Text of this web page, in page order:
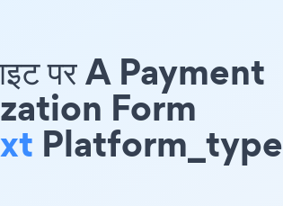
पर A Payment
Form
Platform_type